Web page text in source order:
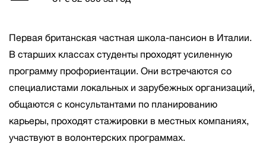
Первая британская частная школа-пансион в Италии.
В старших классах студенты проходят усиленную
программу профориентации. Они встречаются со
специалистами локальных и зарубежных организаций,
общаются с консультантами по планированию
карьеры, проходят стажировки в местных компаниях,
участвуют в волонтерских программах.